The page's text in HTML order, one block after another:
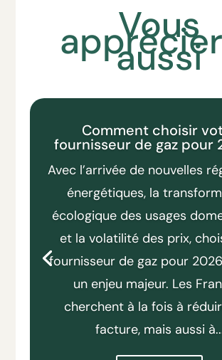
Vous
aussi
Comment choisir
fournisseur de gaz pour
Avec l’arrivée de nouvelles
énergétiques, la
écologique des usages
et la volatilité des prix,
fournisseur de gaz pour
un enjeu majeur. Les
cherchent à la fois à
facture, mais aussi